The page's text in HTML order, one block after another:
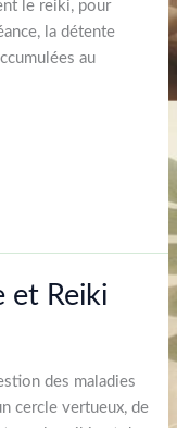
le reiki, pour
la détente
au
et Reiki
des maladies
cercle vertueux, de